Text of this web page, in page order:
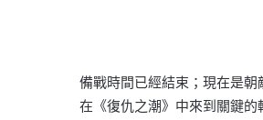
備戰時間已經結束；現在是
在《復仇之潮》中來到關鍵